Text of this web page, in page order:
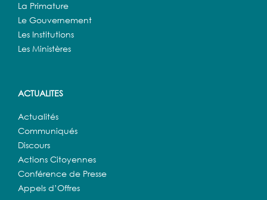
La Primature
Le Gouvernement
Les Institutions
Les Ministères
ACTUALITES
Actualités
Communiqués
Discours
Actions Citoyennes
Conférence de Presse
Appels d’Offres